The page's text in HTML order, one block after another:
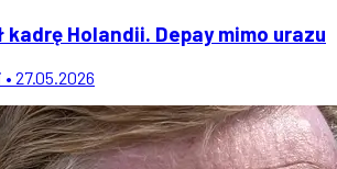
kadrę Holandii. Depay mimo urazu
27.05.2026